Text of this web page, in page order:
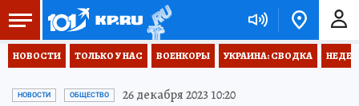
НОВОСТИ ТОЛЬКО У НАС ВОЕНКОРЫ УКРАИНА: СВОДКА
НОВОСТИ ОБЩЕСТВО 26 декабря 2023 10:20